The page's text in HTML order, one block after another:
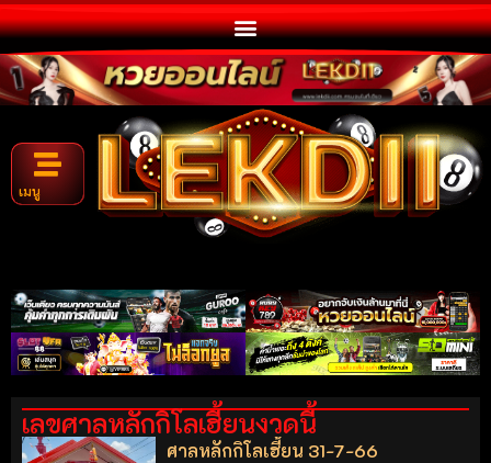
เมนู
เลขศาลหลักกิโลเฮี้ยนงวดนี้
ศาลหลักกิโลเฮี้ยน 31-7-66